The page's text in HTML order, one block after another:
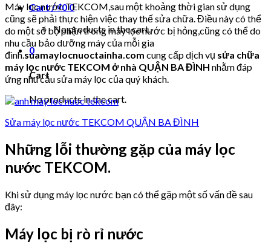
Cart /₫00
No products in the cart.
0
Cart
No products in the cart.
Máy lọc nước TEKCOM,sau một khoảng thời gian sử dụng
cũng sẽ phải thực hiện việc thay thế sửa chữa. Điều này có thể
do một số bộ phận trong máy lọc nước bị hỏng,cũng có thể do
nhu cầu bảo dưỡng máy của mỗi gia
đình.suamaylocnuoctainha.com cung cấp dịch vụ sửa chữa
máy lọc nước TEKCOM ở nhà QUẬN BA ĐÌNH nhằm đáp
ứng nhu cầu sửa máy lọc của quý khách.
Sửa máy lọc nước TEKCOM QUẬN BA ĐÌNH
Những lỗi thường gặp của máy lọc
nước TEKCOM.
Khi sử dụng máy lọc nước bạn có thể gặp một số vấn đề sau
đây:
Máy lọc bị rò rỉ nước